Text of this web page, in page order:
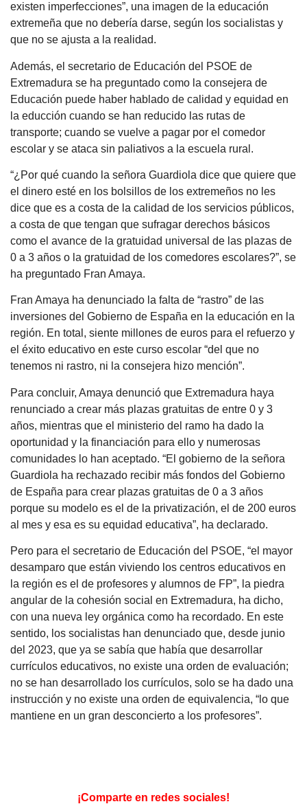
existen imperfecciones”, una imagen de la educación
extremeña que no debería darse, según los socialistas y
que no se ajusta a la realidad.
Además, el secretario de Educación del PSOE de
Extremadura se ha preguntado como la consejera de
Educación puede haber hablado de calidad y equidad en
la educción cuando se han reducido las rutas de
transporte; cuando se vuelve a pagar por el comedor
escolar y se ataca sin paliativos a la escuela rural.
“¿Por qué cuando la señora Guardiola dice que quiere que
el dinero esté en los bolsillos de los extremeños no les
dice que es a costa de la calidad de los servicios públicos,
a costa de que tengan que sufragar derechos básicos
como el avance de la gratuidad universal de las plazas de
0 a 3 años o la gratuidad de los comedores escolares?”, se
ha preguntado Fran Amaya.
Fran Amaya ha denunciado la falta de “rastro” de las
inversiones del Gobierno de España en la educación en la
región. En total, siente millones de euros para el refuerzo y
el éxito educativo en este curso escolar “del que no
tenemos ni rastro, ni la consejera hizo mención”.
Para concluir, Amaya denunció que Extremadura haya
renunciado a crear más plazas gratuitas de entre 0 y 3
años, mientras que el ministerio del ramo ha dado la
oportunidad y la financiación para ello y numerosas
comunidades lo han aceptado. “El gobierno de la señora
Guardiola ha rechazado recibir más fondos del Gobierno
de España para crear plazas gratuitas de 0 a 3 años
porque su modelo es el de la privatización, el de 200 euros
al mes y esa es su equidad educativa”, ha declarado.
Pero para el secretario de Educación del PSOE, “el mayor
desamparo que están viviendo los centros educativos en
la región es el de profesores y alumnos de FP”, la piedra
angular de la cohesión social en Extremadura, ha dicho,
con una nueva ley orgánica como ha recordado. En este
sentido, los socialistas han denunciado que, desde junio
del 2023, que ya se sabía que había que desarrollar
currículos educativos, no existe una orden de evaluación;
no se han desarrollado los currículos, solo se ha dado una
instrucción y no existe una orden de equivalencia, “lo que
mantiene en un gran desconcierto a los profesores”.
¡Comparte en redes sociales!